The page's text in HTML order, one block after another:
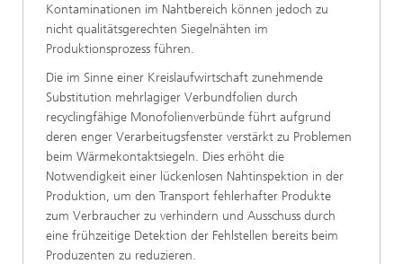
Kontaminationen im Nahtbereich können jedoch zu
nicht qualitätsgerechten Siegelnähten im
Produktionsprozess führen.
Die im Sinne einer Kreislaufwirtschaft zunehmende
Substitution mehrlagiger Verbundfolien durch
recyclingfähige Monofolienverbünde führt aufgrund
deren enger Verarbeitugsfenster verstärkt zu Problemen
beim Wärmekontaktsiegeln. Dies erhöht die
Notwendigkeit einer lückenlosen Nahtinspektion in der
Produktion, um den Transport fehlerhafter Produkte
zum Verbraucher zu verhindern und Ausschuss durch
eine frühzeitige Detektion der Fehlstellen bereits beim
Produzenten zu reduzieren.